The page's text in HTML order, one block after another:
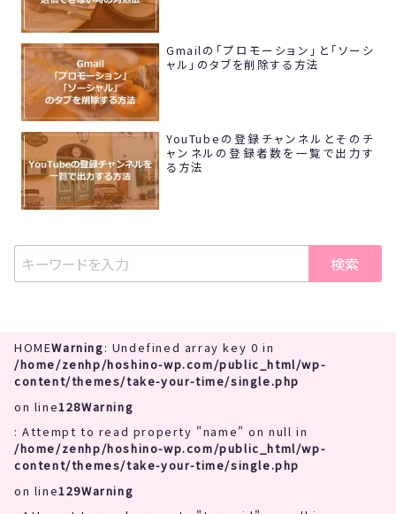
Gmailの「プロモーション」と「ソーシ
ャル」のタブを削除する方法
YouTubeの登録チャンネルとそのチ
ャンネルの登録者数を一覧で出力す
る方法
検索
HOMEWarning: Undefined array key 0 in
/home/zenhp/hoshino-wp.com/public_html/wp-
content/themes/take-your-time/single.php
on line128Warning
: Attempt to read property "name" on null in
/home/zenhp/hoshino-wp.com/public_html/wp-
content/themes/take-your-time/single.php
on line129Warning